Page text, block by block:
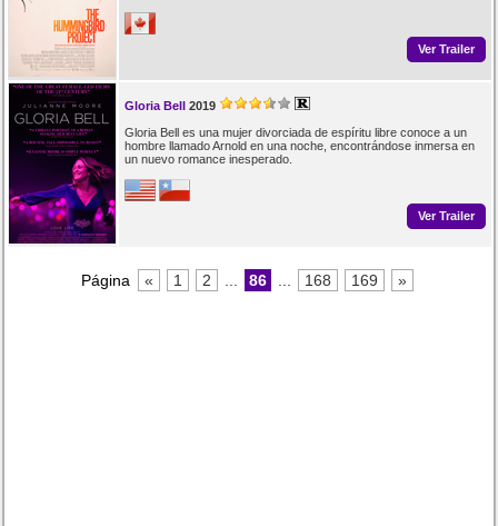
Ver Trailer
Gloria Bell 2019
Gloria Bell es una mujer divorciada de espíritu libre conoce a un
hombre llamado Arnold en una noche, encontrándose inmersa en
un nuevo romance inesperado.
Ver Trailer
Página « 1 2 86 168 169 »